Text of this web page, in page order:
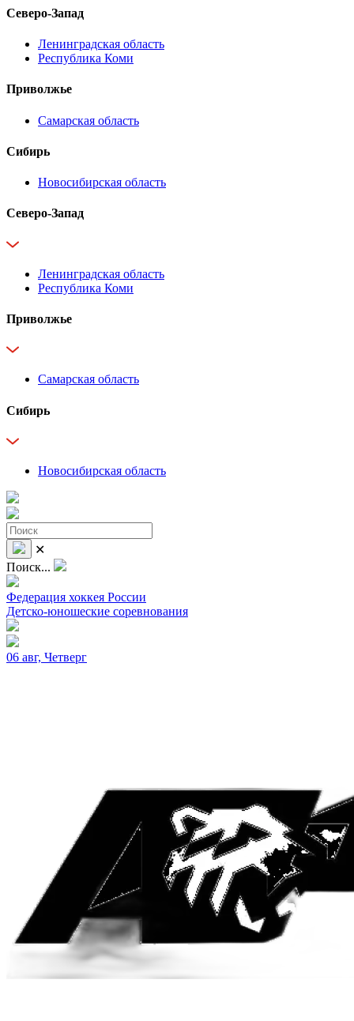
Северо-Запад
Ленинградская область
Республика Коми
Приволжье
Самарская область
Сибирь
Новосибирская область
Северо-Запад
Ленинградская область
Республика Коми
Приволжье
Самарская область
Сибирь
Новосибирская область
✕
Поиск...
Федерация хоккея России
Детско-юношеские соревнования
06 авг, Четверг